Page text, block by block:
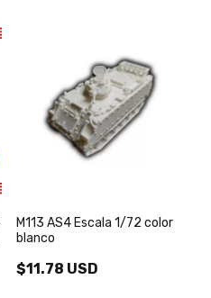
M113 AS4 Escala 1/72 color
blanco
$11.78 USD